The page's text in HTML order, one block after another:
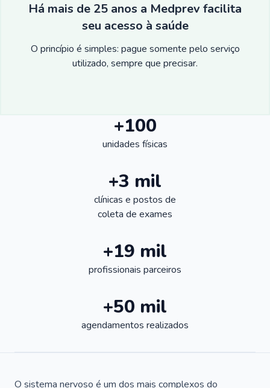
Há mais de 25 anos a Medprev facilita
seu acesso à saúde
O princípio é simples: pague somente pelo serviço
utilizado, sempre que precisar.
+100
unidades físicas
+3 mil
clínicas e postos de
coleta de exames
+19 mil
profissionais parceiros
+50 mil
agendamentos realizados
O sistema nervoso é um dos mais complexos do